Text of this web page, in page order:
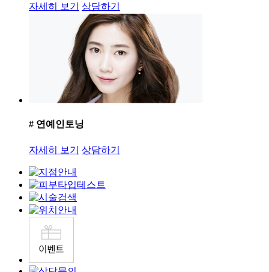
자세히 보기 상담하기
# 연예인토닝
자세히 보기 상담하기